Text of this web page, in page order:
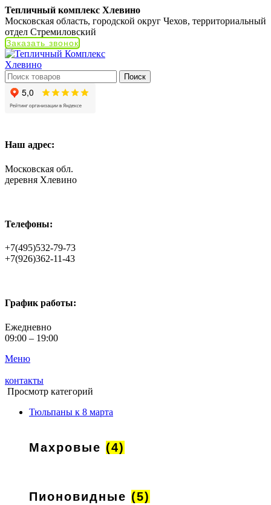
Тепличный комплекс Хлевино
Московская область, городской округ Чехов, территориальный
отдел Стремиловский
Заказать звонок
Поиск
Наш адрес:
Московская обл.
деревня Хлевино
Телефоны:
+7(495)532-79-73
+7(926)362-11-43
График работы:
Ежедневно
09:00 – 19:00
Меню
контакты
Просмотр категорий
Тюльпаны к 8 марта
Махровые (4)
Пионовидные (5)